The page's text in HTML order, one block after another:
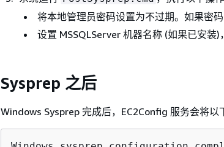
将本地管理员密码设置为不过期。如果密
设置 MSSQLServer 机器名称 (如果已安装)
Sysprep 之后
Windows Sysprep 完成后，EC2Config 服务会将以